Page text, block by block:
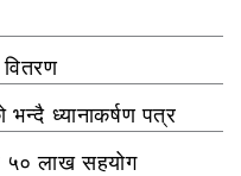
वितरण
भन्दै ध्यानाकर्षण पत्र
५० लाख सहयोग